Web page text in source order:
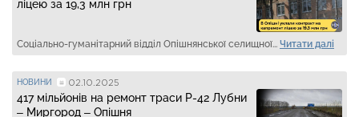
ліцею за 19,3 млн грн
Соціально-гуманітарний відділ Опішнянської селищної... Читати далі
НОВИНИ 02.10.2025
417 мільйонів на ремонт траси Р-42 Лубни
– Миргород – Опішня